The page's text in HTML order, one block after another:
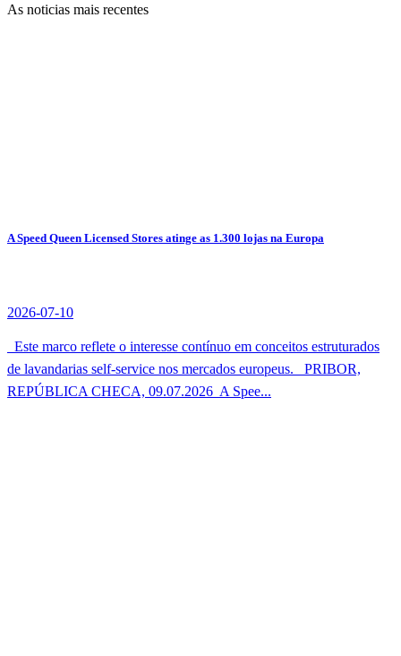
As noticias mais recentes
A Speed Queen Licensed Stores atinge as 1.300 lojas na Europa
2026-07-10
Este marco reflete o interesse contínuo em conceitos estruturados
de lavandarias self-service nos mercados europeus. PRIBOR,
REPÚBLICA CHECA, 09.07.2026  A Spee...